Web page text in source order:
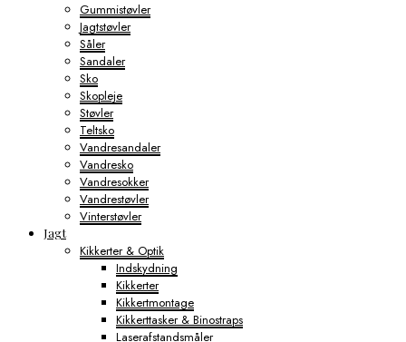
Gummistøvler
Jagtstøvler
Såler
Sandaler
Sko
Skopleje
Støvler
Teltsko
Vandresandaler
Vandresko
Vandresokker
Vandrestøvler
Vinterstøvler
Jagt
Kikkerter & Optik
Indskydning
Kikkerter
Kikkertmontage
Kikkerttasker & Binostraps
Laserafstandsmåler